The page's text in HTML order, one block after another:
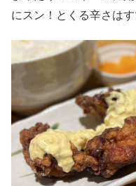
にスン！とくる辛さは